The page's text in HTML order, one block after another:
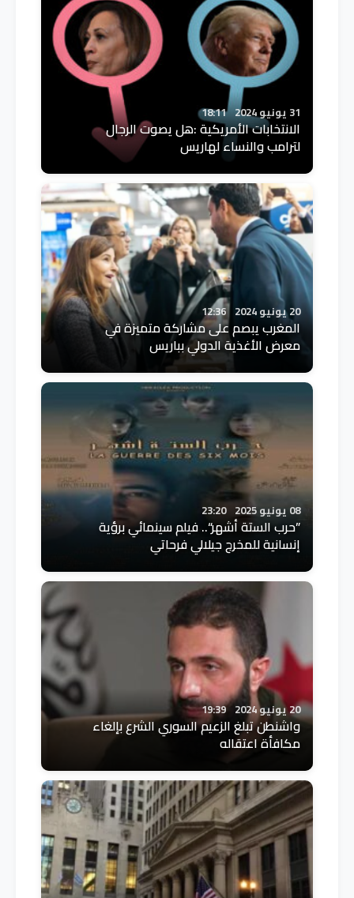
31 يونيو 2024 18:11
الانتخابات الأمريكية :هل يصوت الرجال
لترامب والنساء لهاريس
20 يونيو 2024 12:36
المغرب يبصم على مشاركة متميزة في
معرض الأغذية الدولي بباريس
08 يونيو 2025 23:20
”حرب الستة أشهر“.. فيلم سينمائي برؤية
إنسانية للمخرج جيلالي فرحاتي
20 يونيو 2024 19:39
واشنطن تبلغ الزعيم السوري الشرع بإلغاء
مكافأة اعتقاله